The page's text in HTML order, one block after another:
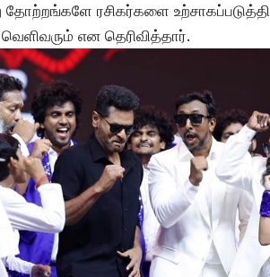
தோற்றங்களே ரசிகர்களை
என தெரிவித்தார்.